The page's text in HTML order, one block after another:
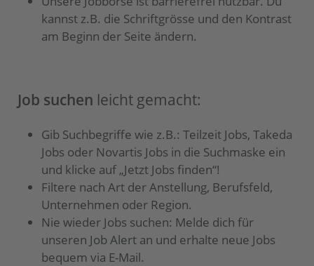
kannst z.B. die Schriftgrösse und den Kontrast
am Beginn der Seite ändern.
Job suchen leicht gemacht:
Gib Suchbegriffe wie z.B.: Teilzeit Jobs, Takeda
Jobs oder Novartis Jobs in die Suchmaske ein
und klicke auf „Jetzt Jobs finden“!
Filtere nach Art der Anstellung, Berufsfeld,
Unternehmen oder Region.
Nie wieder Jobs suchen: Melde dich für
unseren Job Alertan und erhalte neue Jobs
bequem via E-Mail.